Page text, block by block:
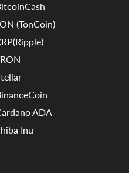
(TonCoin)
ADA
Inu